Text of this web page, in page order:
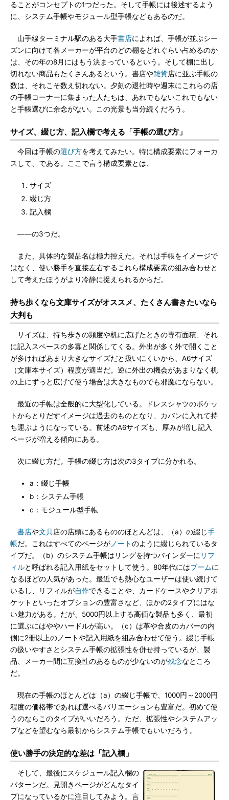
ることがコンセプトの1つだった。そして手帳には後述するよう
に、システム手帳やモジュール型手帳などもあるのだ。
山手線ターミナル駅のある大手書店によれば、手帳が並ぶシー
ズンに向けて各メーカーが平台のどの棚をどれぐらい占めるのか
は、その年の8月にはもう決まっているという。そして棚に出し
切れない商品もたくさんあるという。書店や雑貨店に並ぶ手帳の
数は、それこそ数え切れない。夕刻の退社時や週末にこれらの店
の手帳コーナーに集まった人たちは、あれでもないこれでもない
と手帳選びに余念がない。この光景も当分続くだろう。
サイズ、綴じ方、記入欄で考える「手帳の選び方」
今回は手帳の選び方を考えてみたい。特に構成要素にフォーカ
スして、である。ここで言う構成要素とは、
サイズ
綴じ方
記入欄
――の3つだ。
また、具体的な製品名は極力控えた。それは手帳をイメージで
はなく、使い勝手を直接左右するこれら構成要素の組み合わせと
して考えたほうがより冷静に捉えられるからだ。
持ち歩くなら文庫サイズがオススメ、たくさん書きたいなら
大判も
サイズは、持ち歩きの頻度や机に広げたときの専有面積、それ
に記入スペースの多寡と関係してくる。外出が多く外で開くこと
が多ければあまり大きなサイズだと扱いにくいから、A6サイズ
（文庫本サイズ）程度が適当だ。逆に外出の機会があまりなく机
の上にずっと広げて使う場合は大きなものでも邪魔にならない。
最近の手帳は全般的に大型化している。ドレスシャツのポケッ
トからとりだすイメージは過去のものとなり、カバンに入れて持
ち運ぶようになっている。前述のA6サイズも、厚みが増し記入
ページが増える傾向にある。
次に綴じ方だ。手帳の綴じ方は次の3タイプに分かれる。
a：綴じ手帳
b：システム手帳
c：モジュール型手帳
書店や文具店の店頭にあるもののほとんどは、（a）の綴じ手
帳だ。これはすべてのページが ノートのように綴じられているタ
イプだ。（b）のシステム手帳はリングを持つバインダーに リフ
ィルと呼ばれる記入用紙をセットして使う。80年代にはブームに
なるほどの人気があった。最近でも熱心なユーザーは使い続けて
いるし、リフィルが自作できることや、カードケースやクリアポ
ケットといったオプションの豊富さなど、ほかの2タイプにはな
い魅力がある。だが、5000円以上する高価な製品も多く、最初
に選ぶにはややハードルが高い。（c）は革や合皮のカバーの内
側に2冊以上のノートや記入用紙を組み合わせて使う。綴じ手帳
の扱いやすさとシステム手帳の拡張性を併せ持っているが、製
品、メーカー間に互換性のあるものが少ないのが残念なところ
だ。
現在の手帳のほとんどは（a）の綴じ手帳で、1000円～2000円
程度の価格帯であれば選べるバリエーションも豊富だ。初めて使
うのならこのタイプがいいだろう。ただ、拡張性やシステムアッ
プなどを望むなら最初からシステム手帳でもいいだろう。
使い勝手の決定的な差は「記入欄」
そして、最後にスケジュール記入欄の
パターンだ。見開きページがどんなタイ
プになっているかに注目してみよう。言